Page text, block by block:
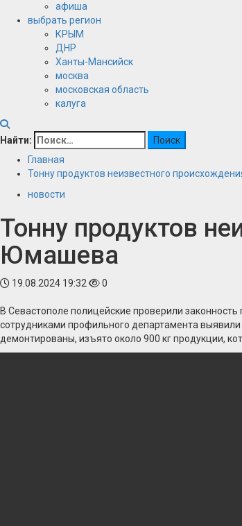
афиша
выбрать регион
КРЫМ
ДНР
Ханты-Мансийск
москва
московская область
калуга
Найти:
Главная
Тонну продуктов неизвестного
новости
Тонну продуктов
Юмашева
19.08.2024 19:32 0
В Севастополе полицейские проверили
сотрудниками профильного департамента
демонтированы, изъято около 900 кг продукции,